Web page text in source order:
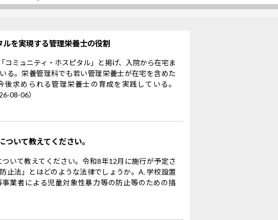
ルを実現する管理栄養士の役割
コミュニティ・ホスピタル」と掲げ、入院から在宅ま
る。栄養管理科でも若い管理栄養士が在宅を含めた
求められる管理栄養士の育成を実践している。
08-06）
ついて教えてください。
いて教えてください。令和8年12月に施行が予定さ
止法」とはどのような法律でしょうか。A. 学校設置
業者による児童対象性暴力等の防止等のための措